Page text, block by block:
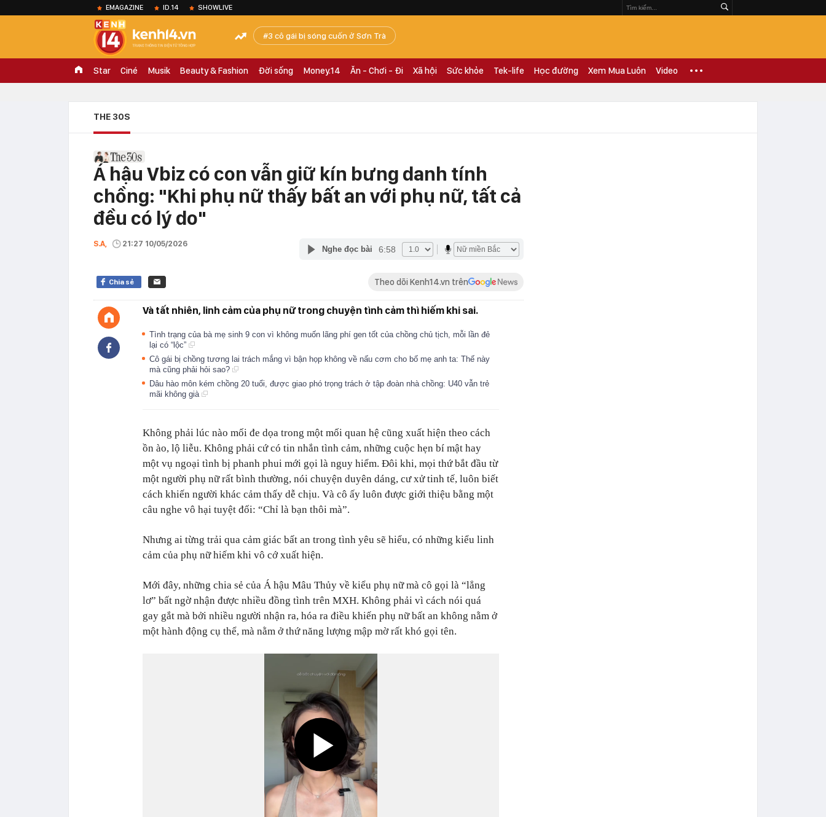
EMAGAZINE ID.14 SHOWLIVE
3 cô gái bị sóng cuốn ở Sơn Trà
Star Ciné Musik Beauty & Fashion Đời sống Money.14 Ăn - Chơi - Đi Xã hội Sức khỏe Tek-life Học đường Xem Mua Luôn Video
THE 30S
Á hậu Vbiz có con vẫn giữ kín bưng danh tính
chồng: "Khi phụ nữ thấy bất an với phụ nữ, tất cả
đều có lý do"
S.A, 21:27 10/05/2026
Nghe đọc bài 6:58
Chia sẻ Theo dõi Kenh14.vn trên
Và tất nhiên, linh cảm của phụ nữ trong chuyện tình cảm thì hiếm khi sai.
Tình trạng của bà mẹ sinh 9 con vì không muốn lãng phí gen tốt của chồng chủ tịch, mỗi lần đẻ
lại có “lộc”
Cô gái bị chồng tương lai trách mắng vì bận họp không về nấu cơm cho bố mẹ anh ta: Thế này
mà cũng phải hỏi sao?
Dâu hào môn kém chồng 20 tuổi, được giao phó trọng trách ở tập đoàn nhà chồng: U40 vẫn trẻ
mãi không già
Không phải lúc nào mối đe dọa trong một mối quan hệ cũng xuất hiện theo cách
ồn ào, lộ liễu. Không phải cứ có tin nhắn tình cảm, những cuộc hẹn bí mật hay
một vụ ngoại tình bị phanh phui mới gọi là nguy hiểm. Đôi khi, mọi thứ bắt đầu từ
một người phụ nữ rất bình thường, nói chuyện duyên dáng, cư xử tinh tế, luôn biết
cách khiến người khác cảm thấy dễ chịu. Và cô ấy luôn được giới thiệu bằng một
câu nghe vô hại tuyệt đối: “Chỉ là bạn thôi mà”.
Nhưng ai từng trải qua cảm giác bất an trong tình yêu sẽ hiểu, có những kiểu linh
cảm của phụ nữ hiếm khi vô cớ xuất hiện.
Mới đây, những chia sẻ của Á hậu Mâu Thủy về kiểu phụ nữ mà cô gọi là “lẳng
lơ” bất ngờ nhận được nhiều đồng tình trên MXH. Không phải vì cách nói quá
gay gắt mà bởi nhiều người nhận ra, hóa ra điều khiến phụ nữ bất an không nằm ở
một hành động cụ thể, mà nằm ở thứ năng lượng mập mờ rất khó gọi tên.